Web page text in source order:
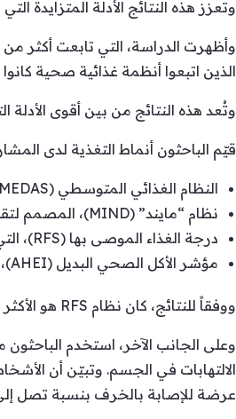
وتعزز هذه النتائج الأدلة المتزايدة
الذين اتبعوا أنظمة غذائية صحية كانوا
وتُعد هذه النتائج من بين أقوى
قيّم الباحثون أنماط التغذية لدى
النظام الغذائي المتوسطي (MEDAS)، الذي يركّز على الخضراوات، الفواكه، الحبوب الكاملة، المكسرات، زيت الزيتون والأسماك.
نظام “مايند” (MIND)، المصمم لتقليل خطر التدهور العقلي، وهو مزيج من النظامين المتوسطي و”داش”.
درجة الغذاء الموصى بها (RFS)، التي تقيس مدى اتباع الأشخاص لتوصيات التغذية الصحية.
مؤشر الأكل الصحي البديل (AHEI)، الذي يركز على الجودة الشاملة للنظام الغذائي.
ووفقاً للنتائج، كان نظام RFS هو الأكثر فعالية في تقليل خطر الإصابة بالخرف، تلاه نظام MIND بفارق طفيف.
الالتهابات في الجسم. وتبيّن أن
عرضة للإصابة بالخرف بنسبة تصل إلى